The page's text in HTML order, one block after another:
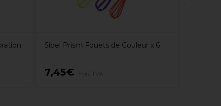
Sibel Prism Fouets de Couleur x 6
7,45€